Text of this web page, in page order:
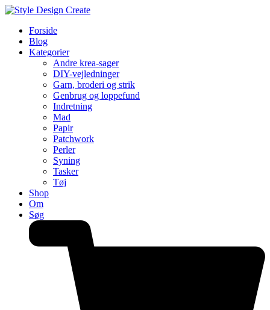
Forside
Blog
Kategorier
Andre krea-sager
DIY-vejledninger
Garn, broderi og strik
Genbrug og loppefund
Indretning
Mad
Papir
Patchwork
Perler
Syning
Tasker
Tøj
Shop
Om
Søg